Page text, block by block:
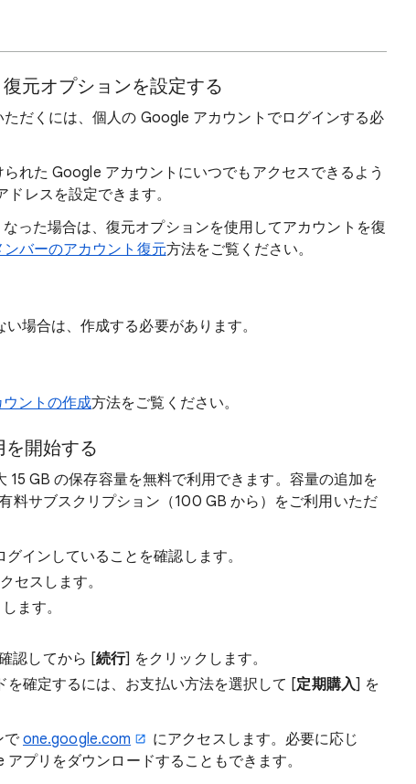
元オプションを設定する
だくには、個人の Google アカウントでログインする必
れた Google アカウントにいつでもアクセスできるよう
レスを設定できます。
った場合は、復元オプションを使用してアカウントを復
バーのアカウント復元方法をご覧ください。
場合は、作成する必要があります。
ントの作成方法をご覧ください。
開始する
GB の保存容量を無料で利用できます。容量の追加を
料サブスクリプション（100 GB から）をご利用いただ
インしていることを確認します。
セスします。
ます。
認してから [続行] をクリックします。
確定するには、お支払い方法を選択して [定期購入] を
で one.google.com
にアクセスします。必要に応じ
プリをダウンロードすることもできます。